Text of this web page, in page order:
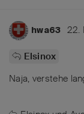
hwa63 22.
Elsinox
Naja, verstehe